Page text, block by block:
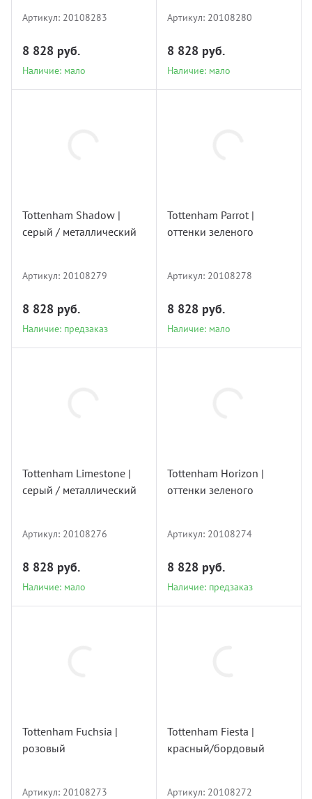
Артикул: 20108283
8 828 руб.
Наличие: мало
Артикул: 20108280
8 828 руб.
Наличие: мало
Tottenham Shadow |
серый / металлический
Артикул: 20108279
8 828 руб.
Наличие: предзаказ
Наличие: предзаказ
Tottenham Parrot |
оттенки зеленого
Артикул: 20108278
8 828 руб.
Наличие: мало
Наличие: мало
Tottenham Limestone |
серый / металлический
Артикул: 20108276
8 828 руб.
Наличие: мало
Наличие: мало
Tottenham Horizon |
оттенки зеленого
Артикул: 20108274
8 828 руб.
Наличие: предзаказ
Наличие: предзаказ
Tottenham Fuchsia |
розовый
Артикул: 20108273
Наличие: предзаказ
Tottenham Fiesta |
красный/бордовый
Артикул: 20108272
Наличие: предзаказ